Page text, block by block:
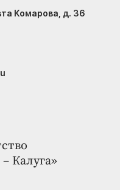
Калуга»
Комарова, д. 36